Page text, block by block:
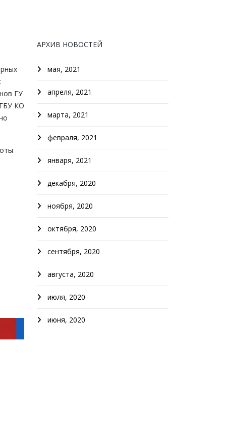
ГУ
КО
АРХИВ НОВОСТЕЙ
мая, 2021
апреля, 2021
марта, 2021
февраля, 2021
января, 2021
декабря, 2020
ноября, 2020
октября, 2020
сентября, 2020
августа, 2020
июля, 2020
июня, 2020